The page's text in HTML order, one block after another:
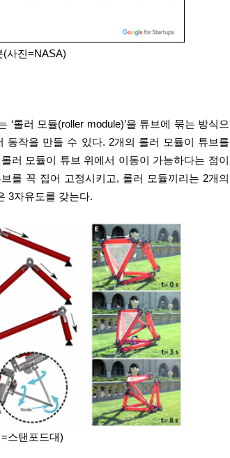
(사진=NASA)
롤러 모듈(roller module)’을 튜브에 묶는 방식으
동작을 만들 수 있다. 2개의 롤러 모듈이 튜브를
러 모듈이 튜브 위에서 이동이 가능하다는 점이
를 꼭 집어 고정시키고, 롤러 모듈끼리는 2개의
3자유도를 갖는다.
스탠포드대)